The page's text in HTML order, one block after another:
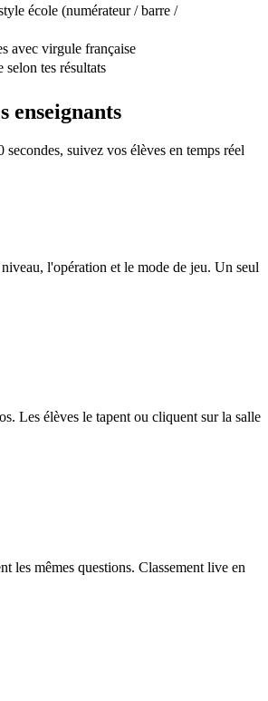
école (numérateur / barre /
avec virgule française
tes résultats
enseignants
secondes, suivez vos élèves en temps réel
l'opération et le mode de jeu. Un seul
Les élèves le tapent ou cliquent sur la salle
les mêmes questions. Classement live en